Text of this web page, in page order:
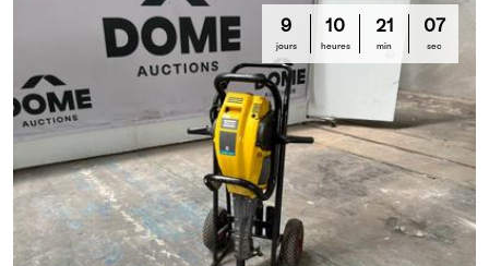
9
jours
10
heures
21
min
06
sec